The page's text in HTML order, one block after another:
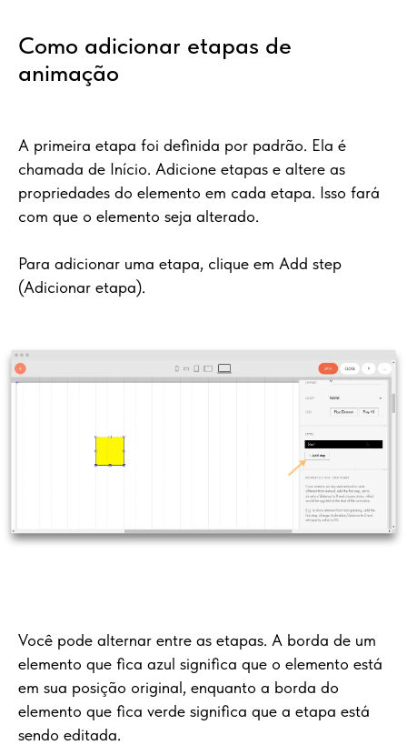
Como adicionar etapas de
animação
A primeira etapa foi definida por padrão. Ela é
chamada de Início. Adicione etapas e altere as
propriedades do elemento em cada etapa. Isso fará
com que o elemento seja alterado.
Para adicionar uma etapa, clique em Add step
(Adicionar etapa).
Você pode alternar entre as etapas. A borda de um
elemento que fica azul significa que o elemento está
em sua posição original, enquanto a borda do
elemento que fica verde significa que a etapa está
sendo editada.